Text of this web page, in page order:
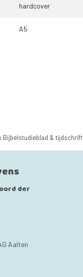
hardcover
A5
Bijbelstudieblad &
der
Aalten